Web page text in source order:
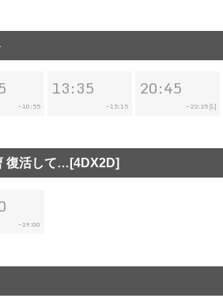
~10:55
13:35
~15:15
20:45
~ 22:25 [L]
復活して…[4DX2D]
~19:00